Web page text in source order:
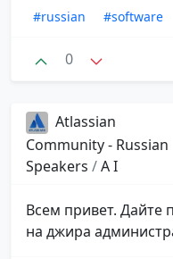
#russian
#software
0
Atlassian
Community - Russian
Speakers /A I
Всем привет. Дайте
на джира